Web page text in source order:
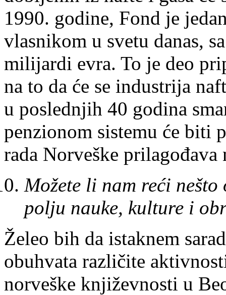
1990. godine, Fond je
vlasnikom u svetu danas,
milijardi evra. To je deo
na to da će se industrija
u poslednjih 40 godina
penzionom sistemu će biti
rada Norveške
Možete li nam reći
polju nauke, kulture i
Želeo bih da istaknem
obuhvata različite
norveške književnosti u